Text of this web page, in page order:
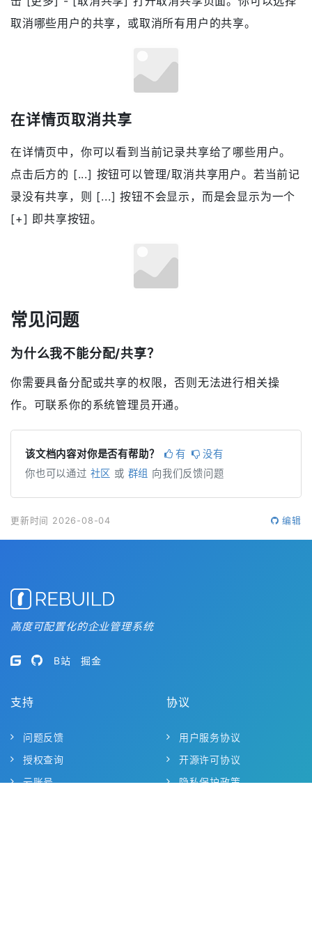
取消哪些用户的共享，或取消所有用户的共享。
在详情页取消共享
在详情页中，你可以看到当前记录共享给了哪些用户。
点击后方的 [...] 按钮可以管理/取消共享用户。若当前记
录没有共享，则 [...] 按钮不会显示，而是会显示为一个
[+] 即共享按钮。
常见问题
为什么我不能分配/共享？
你需要具备分配或共享的权限，否则无法进行相关操
作。可联系你的系统管理员开通。
该文档内容对你是否有帮助？ 有
没有
你也可以通过 社区 或 群组 向我们反馈问题
更新时间 2026-08-04 编辑
高度可配置化的企业管理系统
B站 掘金
支持
问题反馈
授权查询
云账号
协议
用户服务协议
开源许可协议
隐私保护政策